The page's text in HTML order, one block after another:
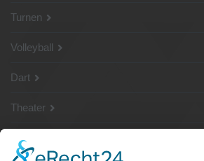
Turnen
Volleyball
Dart
Theater
SG Shop